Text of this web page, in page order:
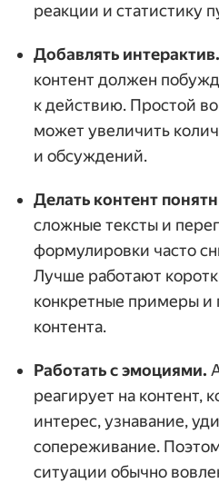
реакции и статистику
Добавлять интерактив.
контент должен
к действию. Простой
может увеличить
и обсуждений.
Делать контент
сложные тексты и
формулировки часто
Лучше работают
конкретные примеры и
контента.
Работать с эмоциями.
реагирует на контент,
интерес, узнавание,
сопереживание.
ситуации обычно